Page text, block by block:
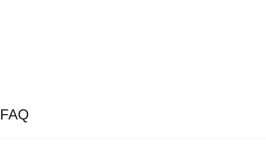
FAQ